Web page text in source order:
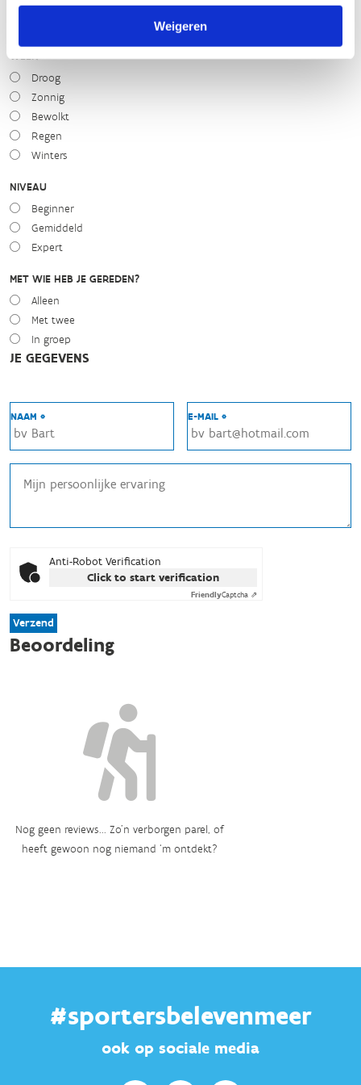
Weigeren
slecht goed
WEER
Droog
Zonnig
Bewolkt
Regen
Winters
NIVEAU
Beginner
Gemiddeld
Expert
MET WIE HEB JE GEREDEN?
Alleen
Met twee
In groep
JE GEGEVENS
NAAM * E-MAIL *
Anti-Robot Verification
Click to start verification
FriendlyCaptcha ⇗
Verzend
Beoordeling
Nog geen reviews... Zo’n verborgen parel, of
heeft gewoon nog niemand ‘m ontdekt?
#sportersbelevenmeer
ook op sociale media